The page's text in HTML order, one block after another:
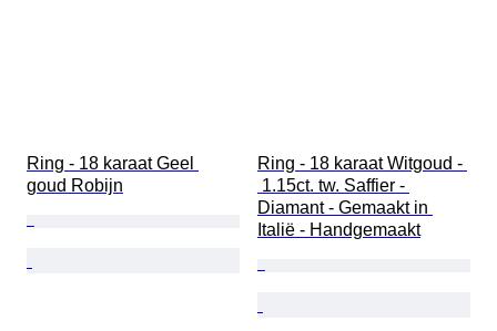
Ring - 18 karaat Geel
goud Robijn
Ring - 18 karaat Witgoud -
1.15ct. tw. Saffier -
Diamant - Gemaakt in
Italië - Handgemaakt